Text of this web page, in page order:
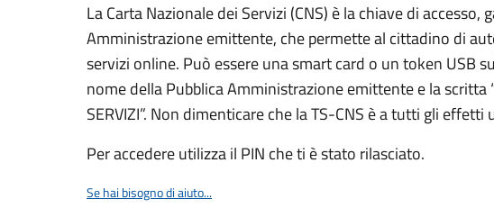
La Carta Nazionale dei Servizi (CNS) è la chiave di accesso,
Amministrazione emittente, che permette al cittadino di
servizi online. Può essere una smart card o un token USB
nome della Pubblica Amministrazione emittente e la scritta
SERVIZI”. Non dimenticare che la TS-CNS è a tutti gli effetti
Per accedere utilizza il PIN che ti è stato rilasciato.
Se hai bisogno di aiuto...